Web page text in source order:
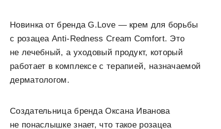
Новинка от бренда G.Love — крем для борьбы
с розацеа Anti-Redness Cream Comfort. Это
не лечебный, а уходовый продукт, который
работает в комплексе с терапией, назначаемой
дерматологом.
Создательница бренда Оксана Иванова
не понаслышке знает, что такое розацеа